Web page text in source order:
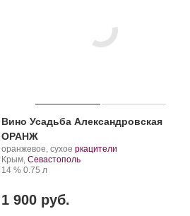
Вино Усадьба Александровская
ОРАНЖ
Производитель:
Усадьба
Александровская.
оранжевое, сухое .
Сорт
ркацители
Регион:
Крым, Севастополь
Крепость
14 %. Объем
0.75 л
1 900 руб.